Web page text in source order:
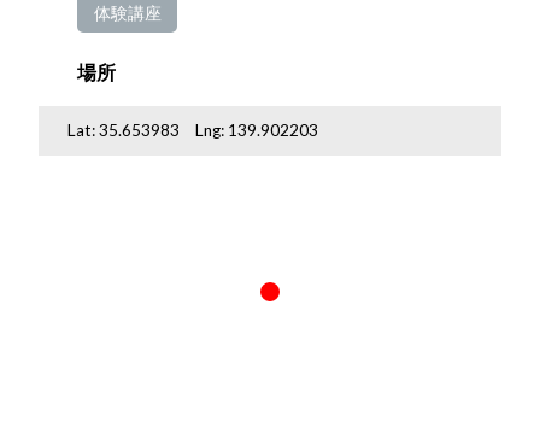
体験講座
場所
Lat:35.653983 Lng: 139.902203